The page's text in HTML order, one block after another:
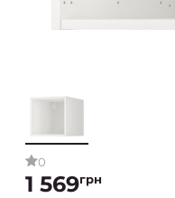
0
1 569грн